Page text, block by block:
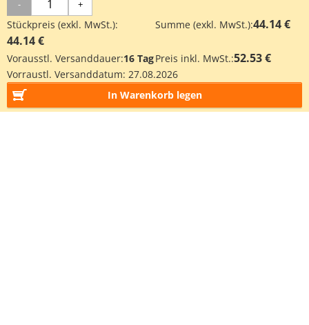
- +
Stückpreis (exkl. MwSt.):
44.14 €
Summe (exkl. MwSt.):44.14 €
Vorausstl. Versanddauer:16 TagPreis inkl. MwSt.:52.53 €
Vorraustl. Versanddatum: 27.08.2026
In Warenkorb legen